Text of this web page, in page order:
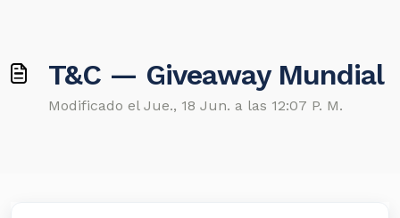
T&C — Giveaway Mundial
Modificado el Jue., 18 Jun. a las 12:07 P. M.